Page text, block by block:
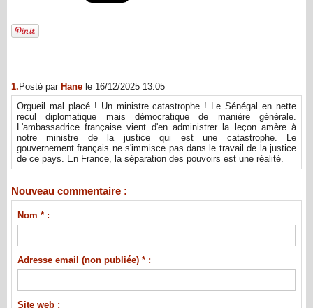
1. Posté par Hane le 16/12/2025 13:05
Orgueil mal placé ! Un ministre catastrophe ! Le Sénégal en nette
recul diplomatique mais démocratique de manière générale.
L'ambassadrice française vient d'en administrer la leçon amère à
notre ministre de la justice qui est une catastrophe. Le
gouvernement français ne s'immisce pas dans le travail de la justice
de ce pays. En France, la séparation des pouvoirs est une réalité.
Nouveau commentaire :
Nom * :
Adresse email (non publiée) * :
Site web :